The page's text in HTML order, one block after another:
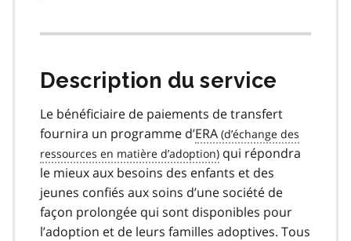
Description du service
Le bénéficiaire de paiements de transfert
fournira un programme d’ERA
qui répondra
le mieux aux besoins des enfants et des
jeunes confiés aux soins d’une société de
façon prolongée qui sont disponibles pour
l’adoption et de leurs familles adoptives. Tous